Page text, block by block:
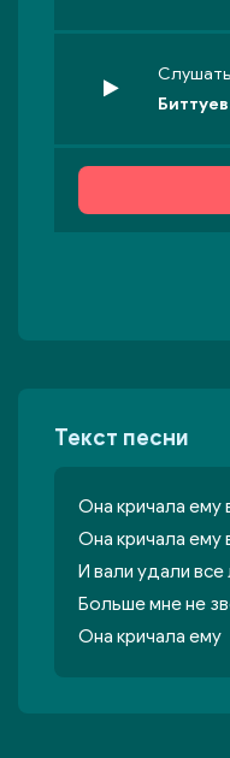
Текст песни
Она кричала ему
Она кричала ему
И вали удали все
Больше мне не
Она кричала ему